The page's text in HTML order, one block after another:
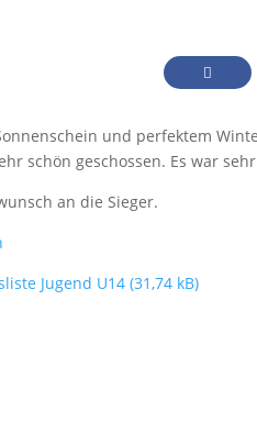
und perfektem
schön geschossen. Es war
an die Sieger.
Jugend U14